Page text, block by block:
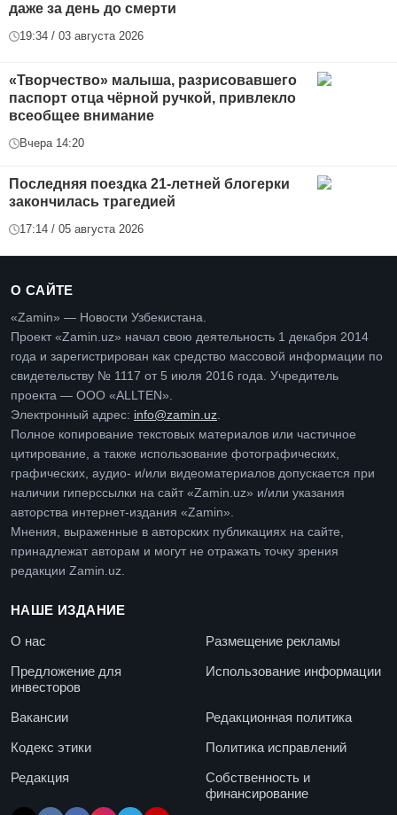
даже за день до смерти
19:34 / 03 августа 2026
«Творчество» малыша, разрисовавшего
паспорт отца чёрной ручкой, привлекло
всеобщее внимание
Вчера 14:20
Последняя поездка 21-летней блогерки
закончилась трагедией
17:14 / 05 августа 2026
О САЙТЕ
«Zamin» — Новости Узбекистана.
Проект «Zamin.uz» начал свою деятельность 1 декабря 2014
года и зарегистрирован как средство массовой информации по
свидетельству № 1117 от 5 июля 2016 года. Учредитель
проекта — ООО «ALLTEN».
Электронный адрес: info@zamin.uz.
Полное копирование текстовых материалов или частичное
цитирование, а также использование фотографических,
графических, аудио- и/или видеоматериалов допускается при
наличии гиперссылки на сайт «Zamin.uz» и/или указания
авторства интернет-издания «Zamin».
Мнения, выраженные в авторских публикациях на сайте,
принадлежат авторам и могут не отражать точку зрения
редакции Zamin.uz.
НАШЕ ИЗДАНИЕ
О нас
Размещение рекламы
Предложение для
инвесторов
Использование информации
Вакансии
Редакционная политика
Кодекс этики
Политика исправлений
Редакция
Собственность и
финансирование